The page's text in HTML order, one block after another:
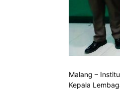
Malang –
Kepala